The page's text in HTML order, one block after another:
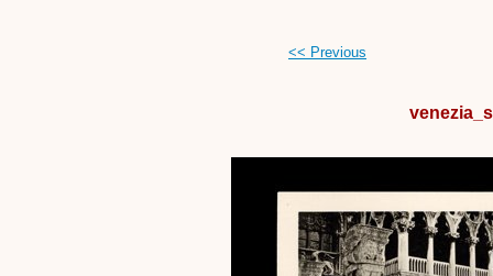
<< Previous